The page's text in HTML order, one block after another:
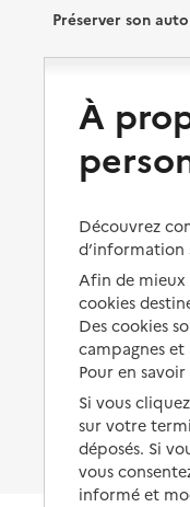
Préserver son
et droits
Aménager son
s'équiper
santé
Organiser à l'avance
protection
Les mesures de
Les obligations de la
À qui s’adresser ?
Les politiques du
À
Découvrez
d’information
Afin de mieux
cookies
Des cookies
campagnes
Pour en
Si vous
sur votre
déposés. Si
vous
informé et